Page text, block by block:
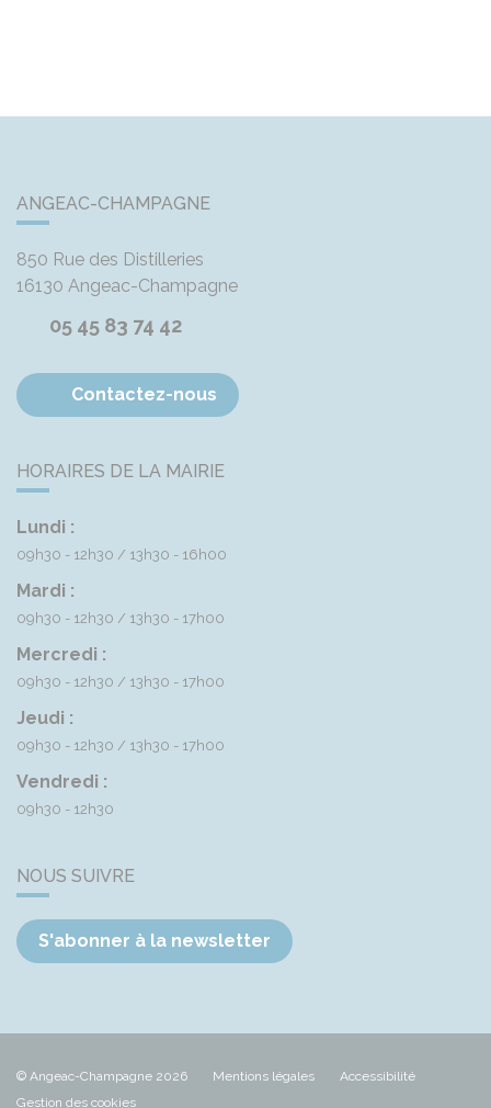
ANGEAC-CHAMPAGNE
850 Rue des Distilleries
16130 Angeac-Champagne
05 45 83 74 42
Contactez-nous
HORAIRES DE LA MAIRIE
Lundi :
09h30 - 12h30 13h30 - 16h00
Mardi :
09h30 - 12h30 13h30 - 17h00
Mercredi :
09h30 - 12h30 13h30 - 17h00
Jeudi :
09h30 - 12h30 13h30 - 17h00
Vendredi :
09h30 - 12h30
NOUS SUIVRE
S'abonner à la newsletter
© Angeac-Champagne 2026 Mentions légales
Accessibilité
Gestion des cookies